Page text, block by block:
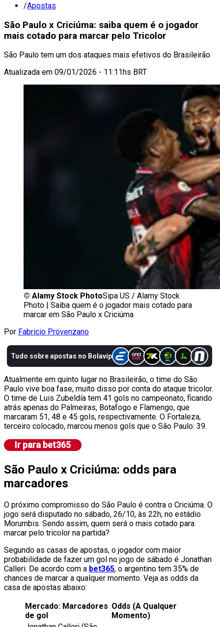
/Apostas
São Paulo x Criciúma: saiba quem é o jogador
mais cotado para marcar pelo Tricolor
São Paulo tem um dos ataques mais efetivos do Brasileirão
Atualizada em 09/01/2026 - 11:11hs BRT
© Alamy Stock PhotoSipa US / Alamy Stock
Photo | Saiba quem é o jogador mais cotado para
marcar em São Paulo x Criciúma
Por Fabricio Provenzano
Atualmente em quinto lugar no Brasileirão, o time do São
Paulo vive boa fase, muito disso por conta do ataque tricolor.
O time de Luis Zubeldía tem 41 gols no campeonato, ficando
atrás apenas do Palmeiras, Botafogo e Flamengo, que
marcaram 51, 48 e 45 gols, respectivamente. O Fortaleza,
terceiro colocado, marcou menos gols que o São Paulo: 39.
São Paulo x Criciúma: odds para
marcadores
O próximo compromisso do São Paulo é contra o Criciúma. O
jogo será disputado no sábado, 26/10, às 22h, no estádio
Morumbis. Sendo assim, quem será o mais cotado para
marcar pelo tricolor na partida?
Segundo as casas de apostas, o jogador com maior
probabilidade de fazer um gol no jogo de sábado é Jonathan
Calleri. De acordo com a bet365, o argentino tem 35% de
chances de marcar a qualquer momento. Veja as odds da
casa de apostas abaixo:
Mercado: Marcadores
de gol
Odds (A Qualquer
Momento)